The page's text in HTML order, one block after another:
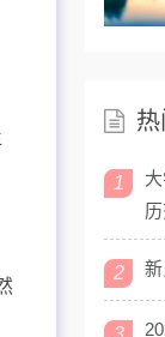
1
历
2